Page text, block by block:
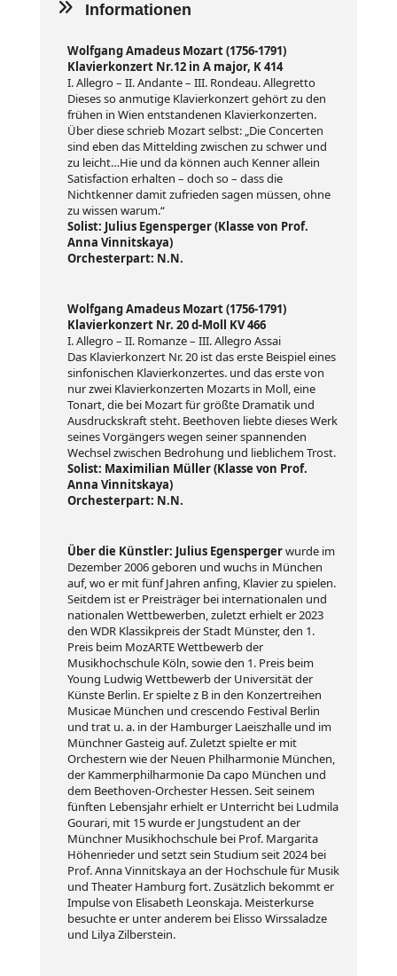
Informationen
Wolfgang Amadeus Mozart (1756-1791)
Klavierkonzert Nr.12 in A major, K 414
I. Allegro – II. Andante – III. Rondeau. Allegretto
Dieses so anmutige Klavierkonzert gehört zu den
frühen in Wien entstandenen Klavierkonzerten.
Über diese schrieb Mozart selbst: „Die Concerten
sind eben das Mittelding zwischen zu schwer und
zu leicht…Hie und da können auch Kenner allein
Satisfaction erhalten – doch so – dass die
Nichtkenner damit zufrieden sagen müssen, ohne
zu wissen warum.“
Solist: Julius Egensperger (Klasse von Prof.
Anna Vinnitskaya)
Orchesterpart: N.N.
Wolfgang Amadeus Mozart (1756-1791)
Klavierkonzert Nr. 20 d-Moll KV 466
I. Allegro – II. Romanze – III. Allegro Assai
Das Klavierkonzert Nr. 20 ist das erste Beispiel eines
sinfonischen Klavierkonzertes. und das erste von
nur zwei Klavierkonzerten Mozarts in Moll, eine
Tonart, die bei Mozart für größte Dramatik und
Ausdruckskraft steht. Beethoven liebte dieses Werk
seines Vorgängers wegen seiner spannenden
Wechsel zwischen Bedrohung und lieblichem Trost.
Solist: Maximilian Müller (Klasse von Prof.
Anna Vinnitskaya)
Orchesterpart: N.N.
Über die Künstler: Julius Egenspergerwurde im
Dezember 2006 geboren und wuchs in München
auf, wo er mit fünf Jahren anfing, Klavier zu spielen.
Seitdem ist er Preisträger bei internationalen und
nationalen Wettbewerben, zuletzt erhielt er 2023
den WDR Klassikpreis der Stadt Münster, den 1.
Preis beim MozARTE Wettbewerb der
Musikhochschule Köln, sowie den 1. Preis beim
Young Ludwig Wettbewerb der Universität der
Künste Berlin. Er spielte z B in den Konzertreihen
Musicae München und crescendo Festival Berlin
und trat u. a. in der Hamburger Laeiszhalle und im
Münchner Gasteig auf. Zuletzt spielte er mit
Orchestern wie der Neuen Philharmonie München,
der Kammerphilharmonie Da capo München und
dem Beethoven-Orchester Hessen. Seit seinem
fünften Lebensjahr erhielt er Unterricht bei Ludmila
Gourari, mit 15 wurde er Jungstudent an der
Münchner Musikhochschule bei Prof. Margarita
Höhenrieder und setzt sein Studium seit 2024 bei
Prof. Anna Vinnitskaya an der Hochschule für Musik
und Theater Hamburg fort. Zusätzlich bekommt er
Impulse von Elisabeth Leonskaja. Meisterkurse
besuchte er unter anderem bei Elisso Wirssaladze
und Lilya Zilberstein.